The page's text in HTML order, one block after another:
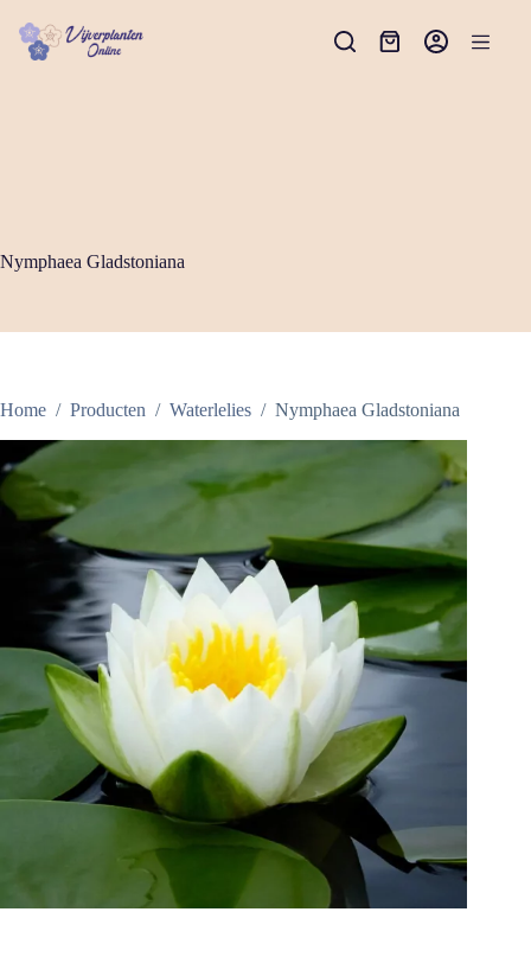
naar
Winkelwagen
Nymphaea Gladstoniana
Home / Producten / Waterlelies / Nymphaea Gladstoniana